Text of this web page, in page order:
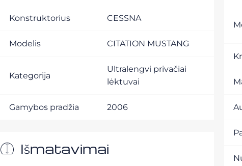
Konstruktorius CESSNA
Modelis CITATION MUSTANG
Kategorija
Ultralengvi privačiai
lėktuvai
Gamybos pradžia 2006
Išmatavimai